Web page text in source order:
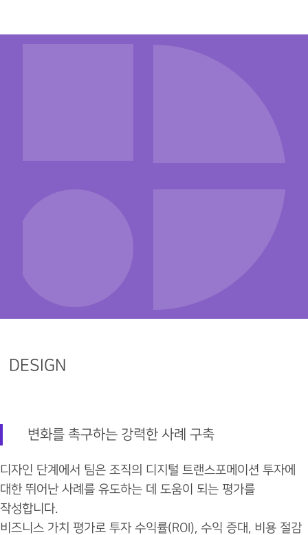
DESIGN
변화를 촉구하는 강력한 사례 구축
디자인 단계에서 팀은 조직의 디지털 트랜스포메이션 투자에
대한 뛰어난 사례를 유도하는 데 도움이 되는 평가를
작성합니다.
비즈니스 가치 평가로 투자 수익률(ROI), 수익 증대, 비용 절감